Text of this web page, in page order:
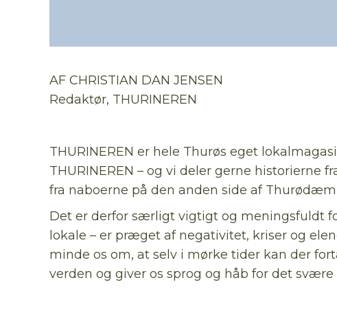
AF CHRISTIAN DAN JENSEN
Redaktør, THURINEREN
THURINEREN er hele Thurøs eget
THURINEREN – og vi deler gerne historierne
fra naboerne på den anden side af
Det er derfor særligt vigtigt og meningsfuldt
lokale – er præget af negativitet, kriser og
minde os om, at selv i mørke tider kan der
verden og giver os sprog og håb for det